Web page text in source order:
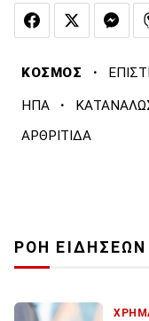
ΚΟΣΜΟΣ ·
ΗΠΑ ·
ΑΡΘΡΙΤΙΔΑ
ΡΟΗ ΕΙΔΗΣΕΩΝ